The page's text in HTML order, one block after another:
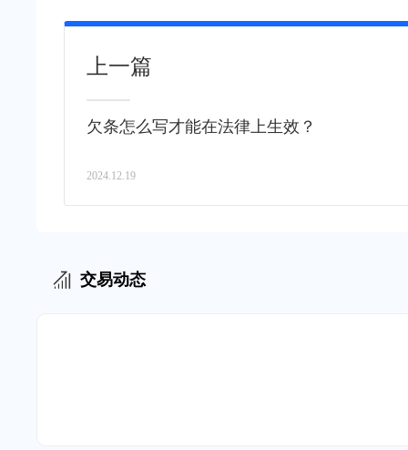
上一篇
欠条怎么写才能在法律上生效？
2024.12.19
交易动态